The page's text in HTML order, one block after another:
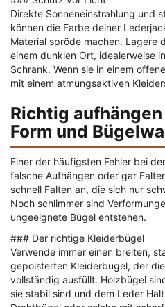
Direkte Sonneneinstrahlung und
können die Farbe deiner
Material spröde machen. Lagere
einem dunklen Ort, idealerweise
Schrank. Wenn sie in einem
mit einem atmungsaktiven
Richtig
Form und
Einer der häufigsten Fehler bei
falsche Aufhängen oder gar
schnell Falten an, die sich nur
Noch schlimmer sind
ungeeignete Bügel entstehen.
### Der richtige Kleiderbügel
Verwende immer einen breiten,
gepolsterten Kleiderbügel, der
vollständig ausfüllt. Holzbügel
sie stabil sind und dem Leder